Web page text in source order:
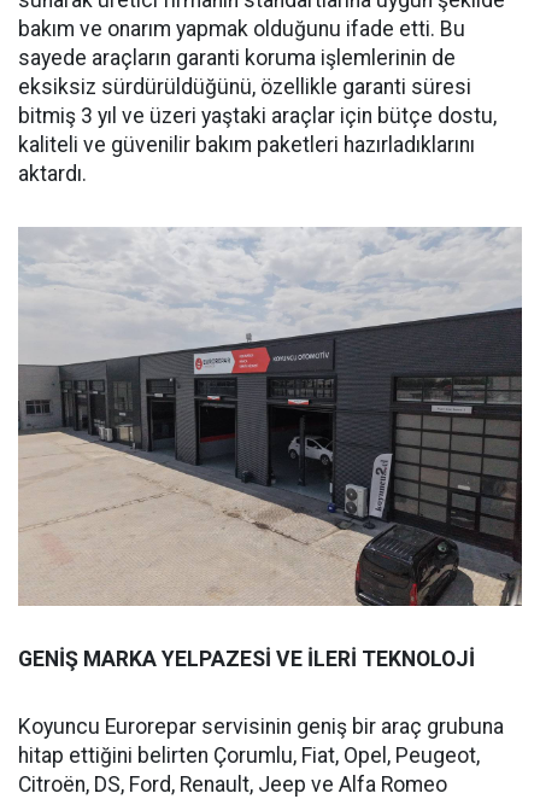
bakım ve onarım yapmak olduğunu ifade etti. Bu
sayede araçların garanti koruma işlemlerinin de
eksiksiz sürdürüldüğünü, özellikle garanti süresi
bitmiş 3 yıl ve üzeri yaştaki araçlar için bütçe dostu,
kaliteli ve güvenilir bakım paketleri hazırladıklarını
aktardı.
GENİŞ MARKA YELPAZESİ VE İLERİ TEKNOLOJİ
Koyuncu Eurorepar servisinin geniş bir araç grubuna
hitap ettiğini belirten Çorumlu, Fiat, Opel, Peugeot,
Citroën, DS, Ford, Renault, Jeep ve Alfa Romeo